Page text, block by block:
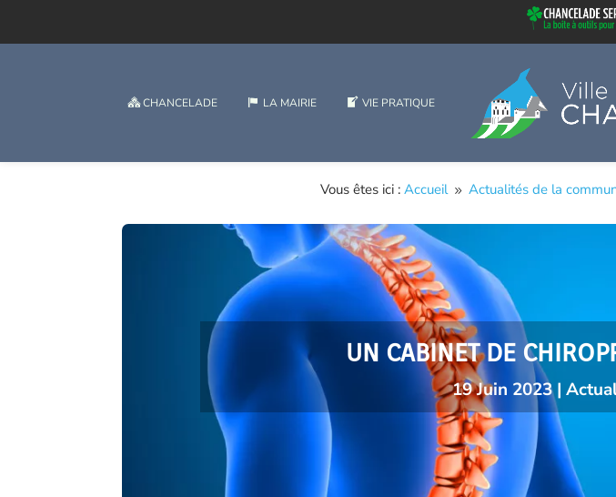
CHANCELADE LA MAIRIE VIE PRATIQUE
Vous êtes ici : Accueil 9 Actualités de la
UN CABINET DE
19 Juin 2023|